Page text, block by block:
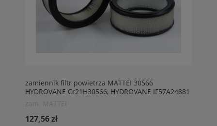
zamiennik filtr powietrza MATTEI 30566
HYDROVANE Cr21H30566, HYDROVANE IF57A24881
127,56 zł